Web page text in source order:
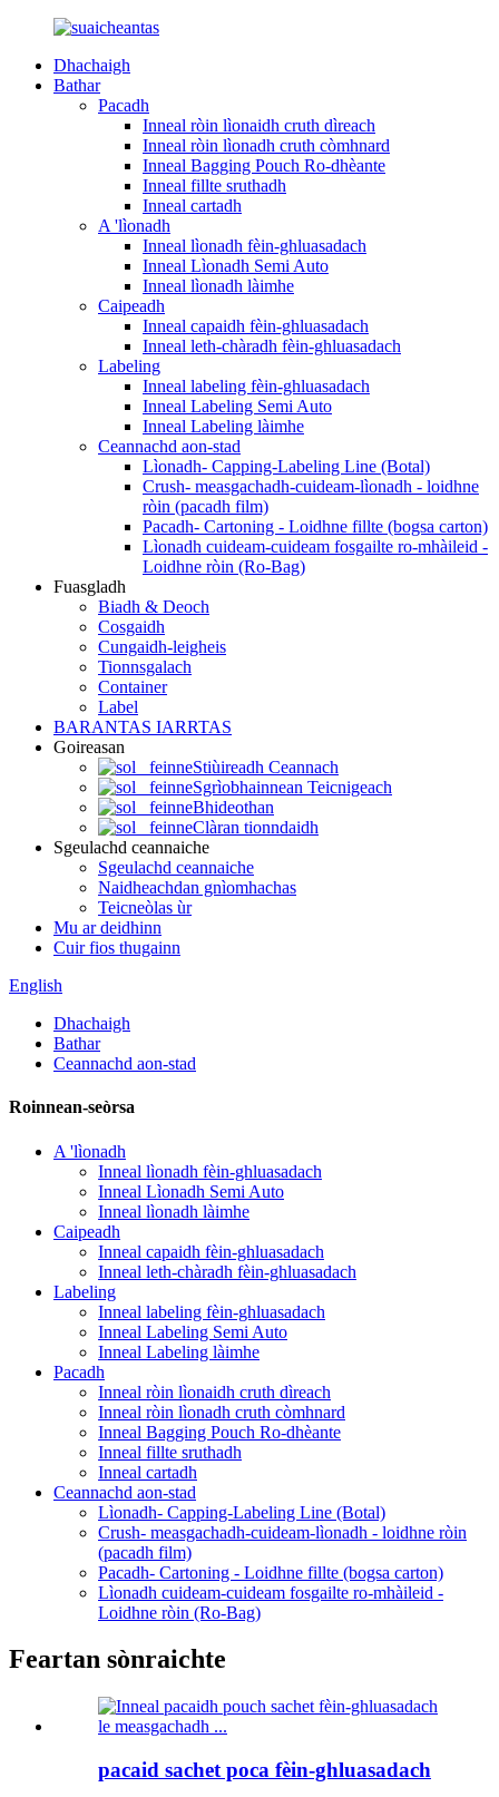
Dhachaigh
Bathar
Pacadh
Inneal ròin lìonaidh cruth dìreach
Inneal ròin lìonadh cruth còmhnard
Inneal Bagging Pouch Ro-dhèante
Inneal fillte sruthadh
Inneal cartadh
A 'lìonadh
Inneal lìonadh fèin-ghluasadach
Inneal Lìonadh Semi Auto
Inneal lìonadh làimhe
Caipeadh
Inneal capaidh fèin-ghluasadach
Inneal leth-chàradh fèin-ghluasadach
Labeling
Inneal labeling fèin-ghluasadach
Inneal Labeling Semi Auto
Inneal Labeling làimhe
Ceannachd aon-stad
Lìonadh- Capping-Labeling Line (Botal)
Crush- measgachadh-cuideam-lìonadh - loidhne
ròin (pacadh film)
Pacadh- Cartoning - Loidhne fillte (bogsa carton)
Lìonadh cuideam-cuideam fosgailte ro-mhàileid -
Loidhne ròin (Ro-Bag)
Fuasgladh
Biadh & Deoch
Cosgaidh
Cungaidh-leigheis
Tionnsgalach
Container
Label
BARANTAS IARRTAS
Goireasan
Stiùireadh Ceannach
Sgrìobhainnean Teicnigeach
Bhideothan
Clàran tionndaidh
Sgeulachd ceannaiche
Sgeulachd ceannaiche
Naidheachdan gnìomhachas
Teicneòlas ùr
Mu ar deidhinn
Cuir fios thugainn
English
Dhachaigh
Bathar
Ceannachd aon-stad
Roinnean-seòrsa
A 'lìonadh
Inneal lìonadh fèin-ghluasadach
Inneal Lìonadh Semi Auto
Inneal lìonadh làimhe
Caipeadh
Inneal capaidh fèin-ghluasadach
Inneal leth-chàradh fèin-ghluasadach
Labeling
Inneal labeling fèin-ghluasadach
Inneal Labeling Semi Auto
Inneal Labeling làimhe
Pacadh
Inneal ròin lìonaidh cruth dìreach
Inneal ròin lìonadh cruth còmhnard
Inneal Bagging Pouch Ro-dhèante
Inneal fillte sruthadh
Inneal cartadh
Ceannachd aon-stad
Lìonadh- Capping-Labeling Line (Botal)
Crush- measgachadh-cuideam-lìonadh - loidhne ròin
(pacadh film)
Pacadh- Cartoning - Loidhne fillte (bogsa carton)
Lìonadh cuideam-cuideam fosgailte ro-mhàileid -
Loidhne ròin (Ro-Bag)
Feartan sònraichte
pacaid sachet poca fèin-ghluasadach